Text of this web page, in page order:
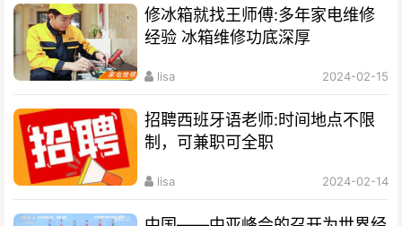
修冰箱就找王师傅:多年家电维修
经验 冰箱维修功底深厚
lisa 2024-02-15
招聘西班牙语老师:时间地点不限
制，可兼职可全职
lisa 2024-02-14